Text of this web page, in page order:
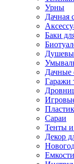
Урны
Дачная
Баки
Дачные
Гаражи
Сараи
Тенты
Декор